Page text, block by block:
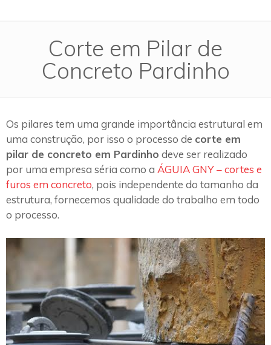
Corte em Pilar de
Concreto Pardinho
Os pilares tem uma grande importância estrutural em
uma construção, por isso o processo de corte em
pilar de concreto em Pardinho deve ser realizado
por uma empresa séria como a ÁGUIA GNY – cortes e
furos em concreto, pois independente do tamanho da
estrutura, fornecemos qualidade do trabalho em todo
o processo.